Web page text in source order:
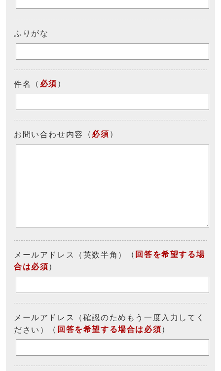
ふりがな
件名 （ 必須 ）
お問い合わせ内容 （ 必須 ）
メールアドレス（英数半角） （ 回答を希望する場
合は必須）
メールアドレス（確認のためもう一度入力してく
ださい）
（ 回答を希望する場合は必須）